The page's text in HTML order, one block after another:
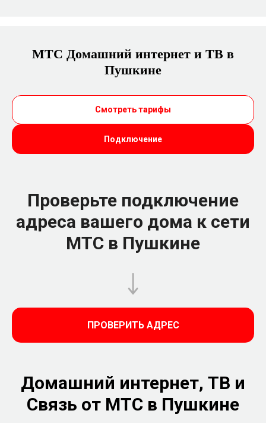
МТС Домашний интернет и ТВ в
Пушкине
Смотреть тарифы
Подключение
Проверьте подключение
адреса вашего дома к сети
МТС в Пушкине
ПРОВЕРИТЬ АДРЕС
Домашний интернет, ТВ и
Связь от МТС в Пушкине